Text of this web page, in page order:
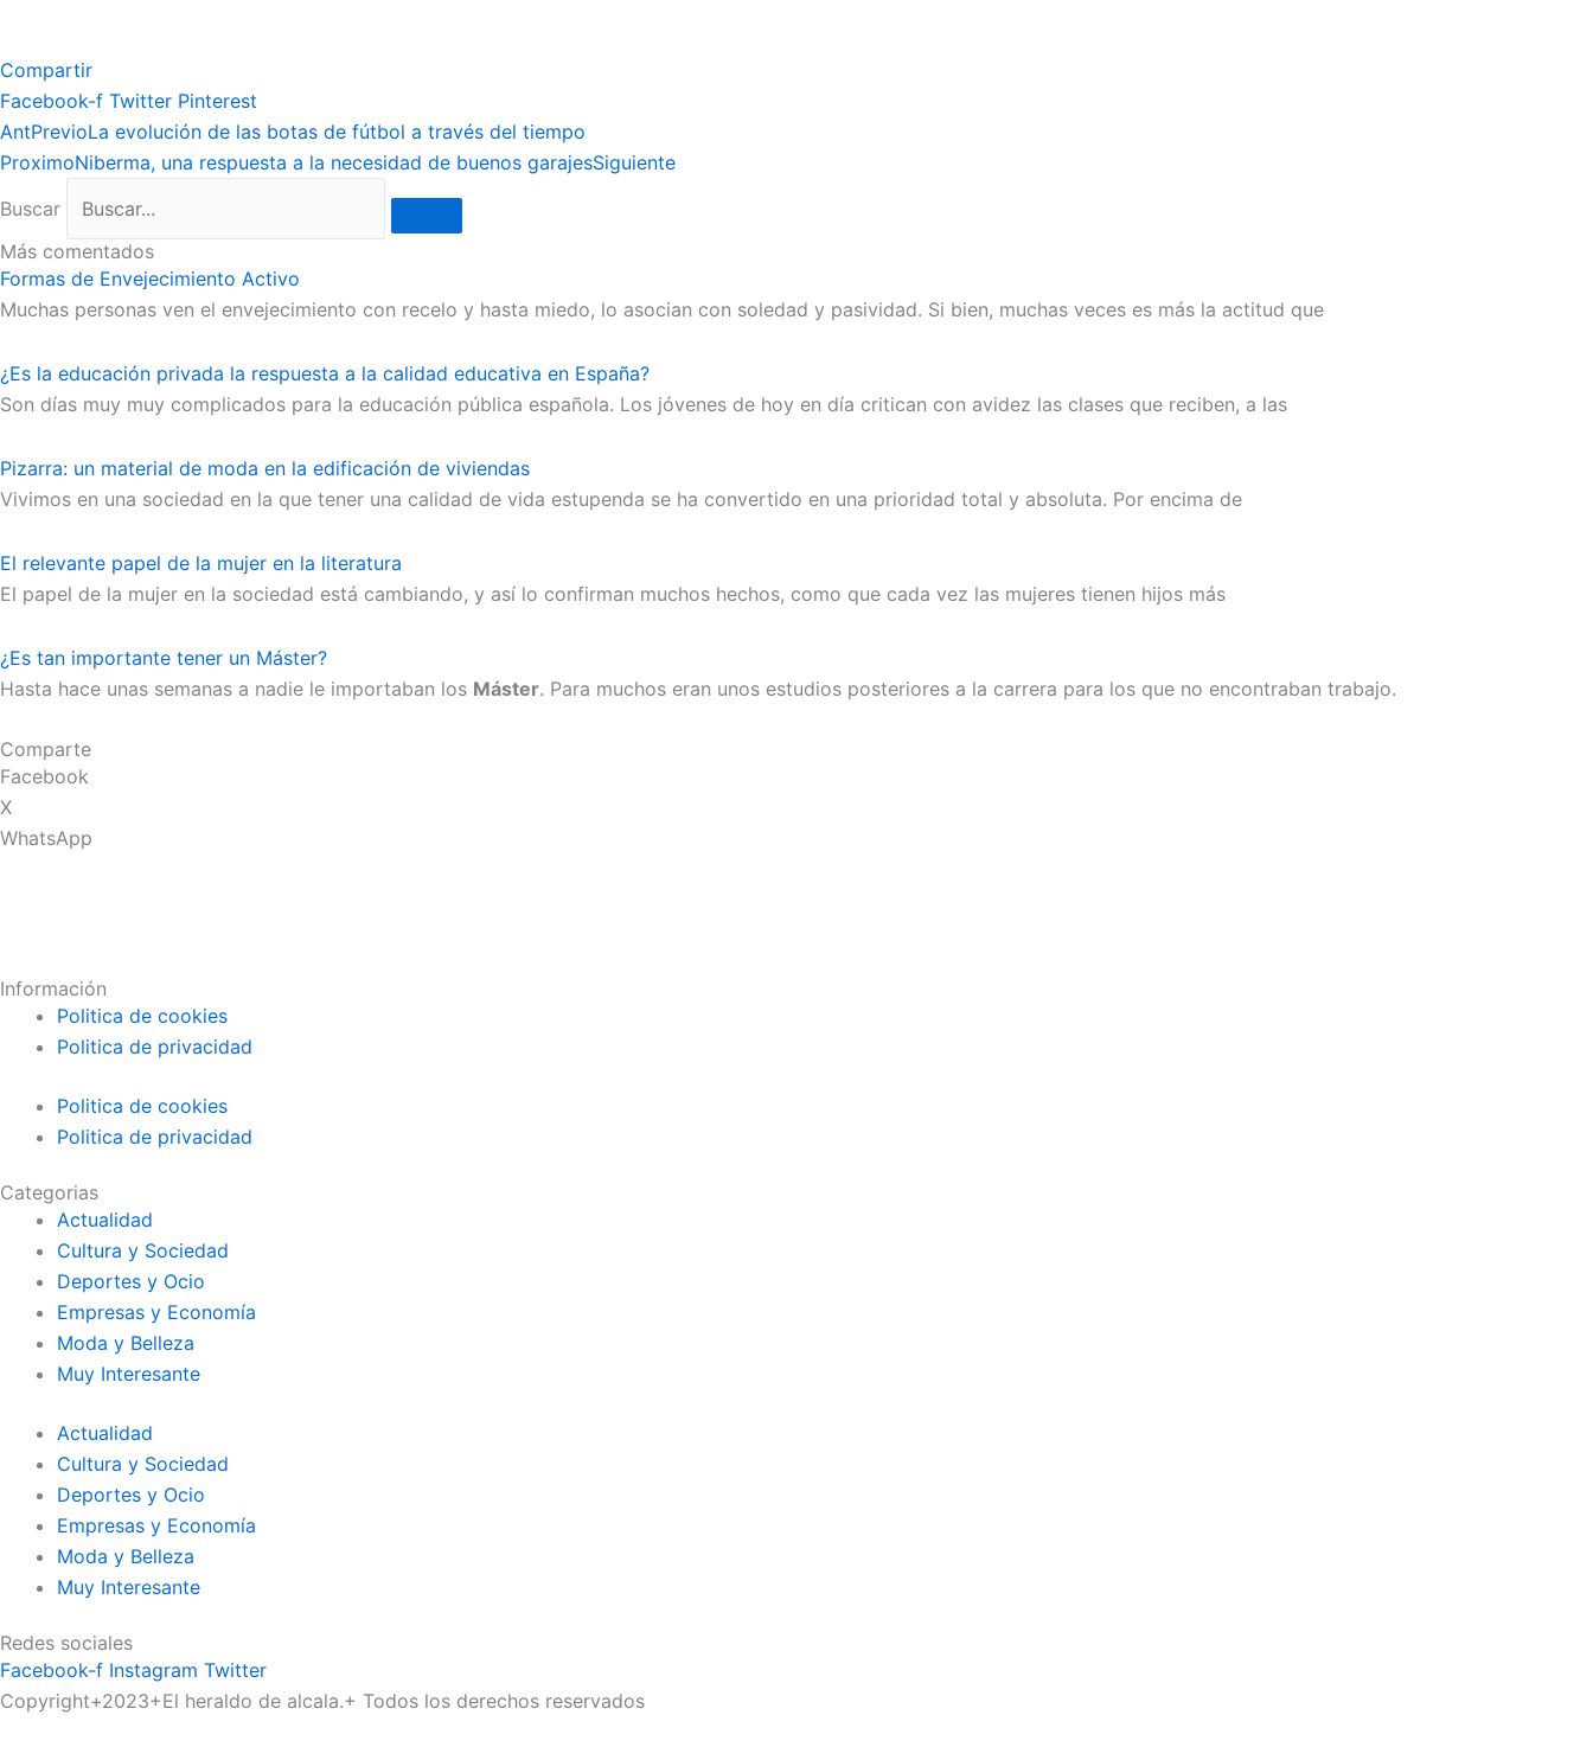
Compartir
Facebook-f Twitter Pinterest
AntPrevioLa evolución de las botas de fútbol a través del tiempo
ProximoNiberma, una respuesta a la necesidad de buenos garajesSiguiente
Buscar
Más comentados
Formas de Envejecimiento Activo
Muchas personas ven el envejecimiento con recelo y hasta miedo, lo asocian con soledad y pasividad. Si bien, muchas veces es más la actitud que
¿Es la educación privada la respuesta a la calidad educativa en España?
Son días muy muy complicados para la educación pública española. Los jóvenes de hoy en día critican con avidez las clases que reciben, a las
Pizarra: un material de moda en la edificación de viviendas
Vivimos en una sociedad en la que tener una calidad de vida estupenda se ha convertido en una prioridad total y absoluta. Por encima de
El relevante papel de la mujer en la literatura
El papel de la mujer en la sociedad está cambiando, y así lo confirman muchos hechos, como que cada vez las mujeres tienen hijos más
¿Es tan importante tener un Máster?
Hasta hace unas semanas a nadie le importaban los Máster. Para muchos eran unos estudios posteriores a la carrera para los que no encontraban trabajo.
Comparte
Facebook
X
WhatsApp
Información
Politica de cookies
Politica de privacidad
Politica de cookies
Politica de privacidad
Categorias
Actualidad
Cultura y Sociedad
Deportes y Ocio
Empresas y Economía
Moda y Belleza
Muy Interesante
Actualidad
Cultura y Sociedad
Deportes y Ocio
Empresas y Economía
Moda y Belleza
Muy Interesante
Redes sociales
Facebook-f Instagram Twitter
Copyright+2023+El heraldo de alcala.+ Todos los derechos reservados